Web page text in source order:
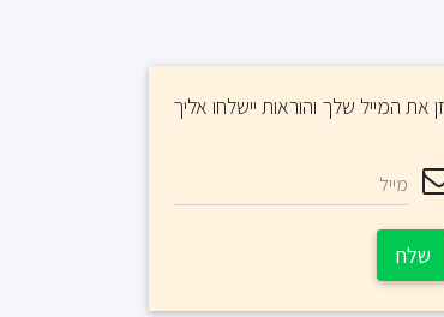
את המייל שלך והוראות יישלחו אליך
מייל
שלח